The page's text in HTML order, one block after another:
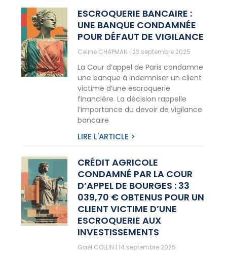
ESCROQUERIE BANCAIRE :
UNE BANQUE CONDAMNÉE
POUR DÉFAUT DE VIGILANCE
Celine CHAPMAN 23 septembre 2025
La Cour d’appel de Paris condamne
une banque à indemniser un client
victime d’une escroquerie
financière. La décision rappelle
l’importance du devoir de vigilance
bancaire
LIRE L'ARTICLE >
CRÉDIT AGRICOLE
CONDAMNÉ PAR LA COUR
D’APPEL DE BOURGES : 33
039,70 € OBTENUS POUR UN
CLIENT VICTIME D’UNE
ESCROQUERIE AUX
INVESTISSEMENTS
Gaël COLLIN 14 septembre 2025